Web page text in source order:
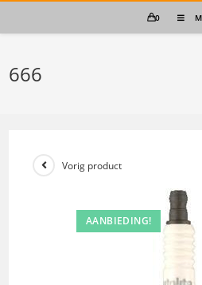
0
666
AANBIEDING!
Vorig product